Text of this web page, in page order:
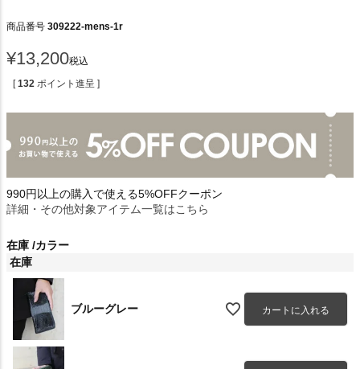
商品番号 309222-mens-1r
¥13,200税込
[ 132 ポイント進呈 ]
990円以上の購入で使える5%OFFクーポン
詳細・その他対象アイテム一覧はこちら
在庫 カラー
在庫
ブルーグレー カートに入れる